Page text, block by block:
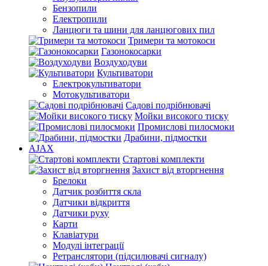
Бензопили
Електропили
Ланцюги та шини для ланцюгових пил
Тримери та мотокоси
Газонокосарки
Воздуходуви
Культиватори
Електрокультиватори
Мотокультиватори
Садові подрібнювачі
Мойки високого тиску
Промислові пилосмоки
Драбини, підмостки
AJAX
Стартові комплекти
Захист від вторгнення
Брелоки
Датчик розбиття скла
Датчики відкриття
Датчики руху
Карти
Клавіатури
Модулі інтеграції
Ретранслятори (підсилювачі сигналу)